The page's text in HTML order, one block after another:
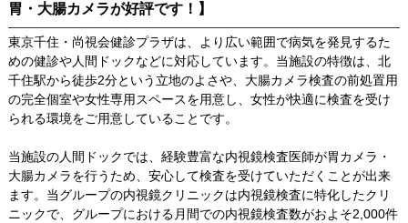
胃・大腸カメラが好評です！】
東京千住・尚視会健診プラザは、より広い範囲で病気を発見するた
めの健診や人間ドックなどに対応しています。当施設の特徴は、北
千住駅から徒歩2分という立地のよさや、大腸カメラ検査の前処置用
の完全個室や女性専用スペースを用意し、女性が快適に検査を受け
られる環境をご用意していることです。
当施設の人間ドックでは、経験豊富な内視鏡検査医師が胃カメラ・
大腸カメラを行うため、安心して検査を受けていただくことが出来
ます。当グループの内視鏡クリニックは内視鏡検査に特化したクリ
ニックで、グループにおける月間での内視鏡検査数がおよそ2,000件